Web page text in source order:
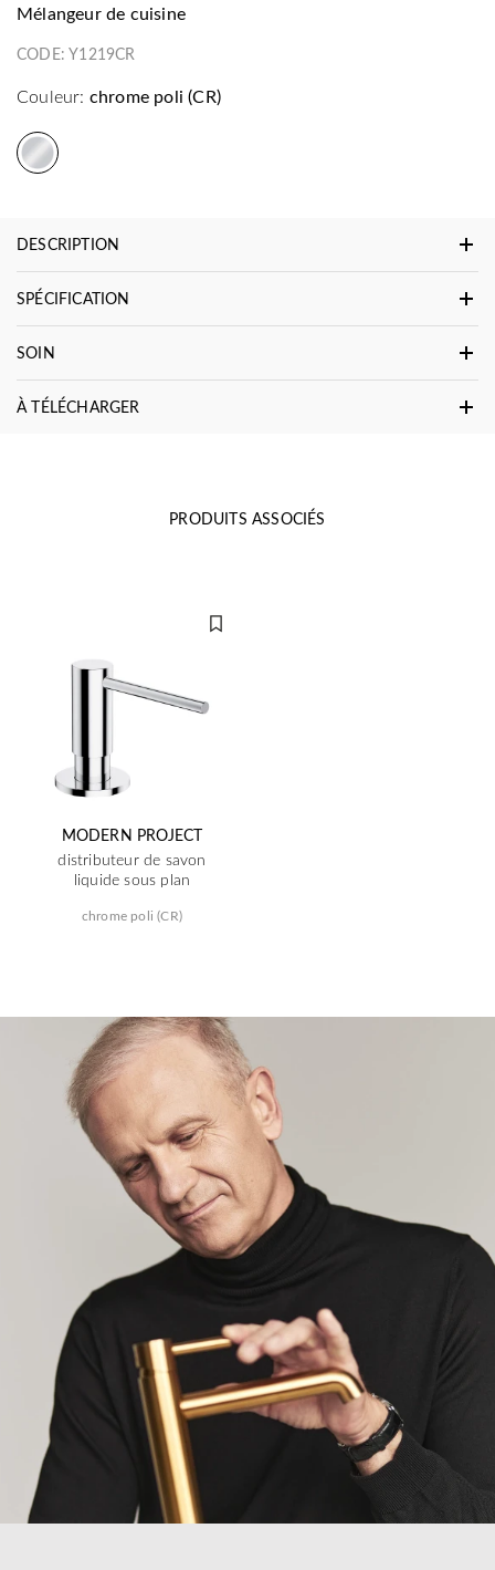
mélangeur de cuisine
CODE:Y1219CR
Couleur: chrome poli (CR)
DESCRIPTION
SPÉCIFICATION
SOIN
À TÉLÉCHARGER
PRODUITS ASSOCIÉS
MODERN PROJECT
distributeur de savon
liquide sous plan
chrome poli (CR)